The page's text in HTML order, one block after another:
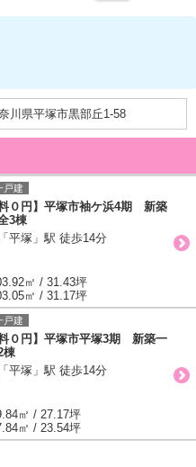
川県平塚市黒部丘1-58
戸建
料０円】平塚市袖ケ浜4期 新築
3棟
平塚」駅 徒歩14分
㎡ / 31.43坪
㎡ / 31.17坪
戸建
料０円】平塚市平塚3期 新築一
棟
平塚」駅 徒歩14分
㎡ / 27.17坪
㎡ / 23.54坪